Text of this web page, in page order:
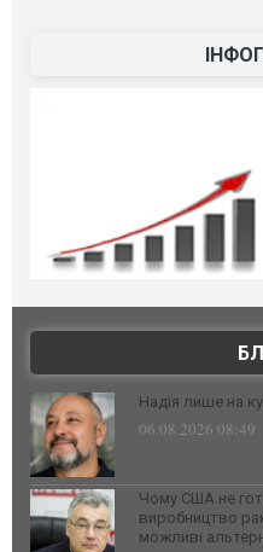
Надія лише на
06.08.2026 08:49
Чому США не
виробництво
можливі